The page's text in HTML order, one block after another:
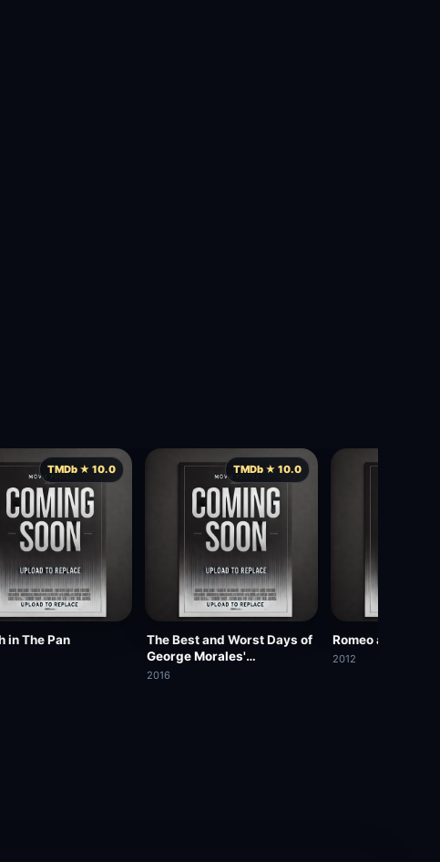
TMDb ★ 10.0
in The Pan
TMDb ★ 10.0
The Best and Worst Days of
George Morales'
Unnaturally Long Life
2016
Romeo and
2012